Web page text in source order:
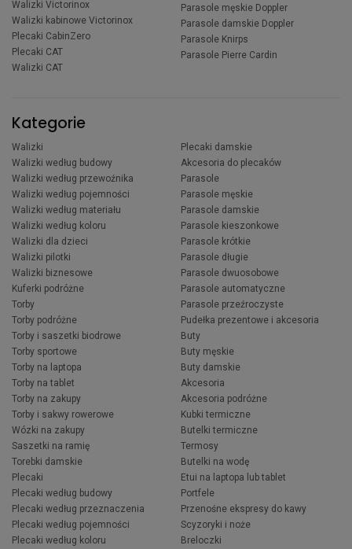
Walizki Victorinox
Walizki kabinowe Victorinox
Plecaki CabinZero
Plecaki CAT
Walizki CAT
Parasole męskie Doppler
Parasole damskie Doppler
Parasole Knirps
Parasole Pierre Cardin
Kategorie
Walizki
Walizki według budowy
Walizki według przewoźnika
Walizki według pojemności
Walizki według materiału
Walizki według koloru
Walizki dla dzieci
Walizki pilotki
Walizki biznesowe
Kuferki podróżne
Torby
Torby podróżne
Torby i saszetki biodrowe
Torby sportowe
Torby na laptopa
Torby na tablet
Torby na zakupy
Torby i sakwy rowerowe
Wózki na zakupy
Saszetki na ramię
Torebki damskie
Plecaki
Plecaki według budowy
Plecaki według przeznaczenia
Plecaki według pojemności
Plecaki według koloru
Plecaki damskie
Akcesoria do plecaków
Parasole
Parasole męskie
Parasole damskie
Parasole kieszonkowe
Parasole krótkie
Parasole długie
Parasole dwuosobowe
Parasole automatyczne
Parasole przeźroczyste
Pudełka prezentowe i akcesoria
Buty
Buty męskie
Buty damskie
Akcesoria
Akcesoria podróżne
Kubki termiczne
Butelki termiczne
Termosy
Butelki na wodę
Etui na laptopa lub tablet
Portfele
Przenośne ekspresy do kawy
Scyzoryki i noże
Breloczki